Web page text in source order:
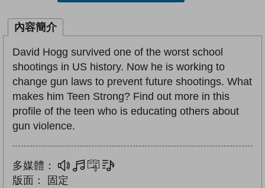
內容簡介
David Hogg survived one of the worst school
shootings in US history. Now he is working to
change gun laws to prevent future shootings. What
makes him Teen Strong? Find out more in this
profile of the teen who is educating others about
gun violence.
多媒體： 多媒體互動練習
版面：
固定